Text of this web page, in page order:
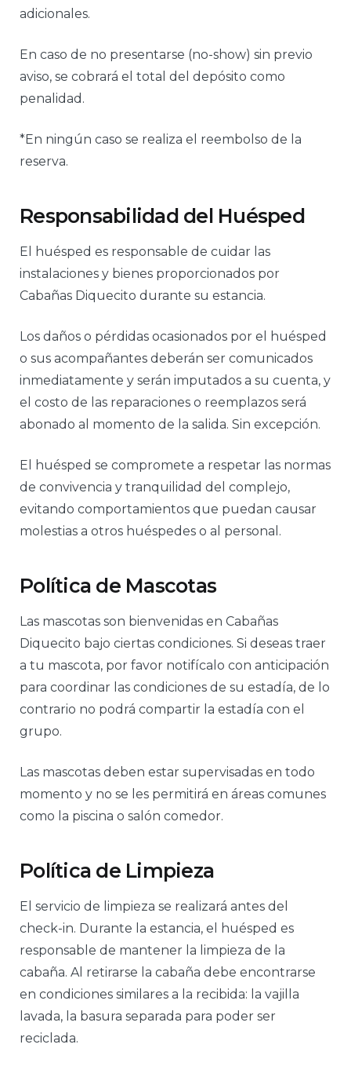
adicionales.
En caso de no presentarse (no-show) sin previo
aviso, se cobrará el total del depósito como
penalidad.
*En ningún caso se realiza el reembolso de la
reserva.
Responsabilidad del Huésped
El huésped es responsable de cuidar las
instalaciones y bienes proporcionados por
Cabañas Diquecito durante su estancia.
Los daños o pérdidas ocasionados por el huésped
o sus acompañantes deberán ser comunicados
inmediatamente y serán imputados a su cuenta, y
el costo de las reparaciones o reemplazos será
abonado al momento de la salida. Sin excepción.
El huésped se compromete a respetar las normas
de convivencia y tranquilidad del complejo,
evitando comportamientos que puedan causar
molestias a otros huéspedes o al personal.
Política de Mascotas
Las mascotas son bienvenidas en Cabañas
Diquecito bajo ciertas condiciones. Si deseas traer
a tu mascota, por favor notifícalo con anticipación
para coordinar las condiciones de su estadía, de lo
contrario no podrá compartir la estadía con el
grupo.
Las mascotas deben estar supervisadas en todo
momento y no se les permitirá en áreas comunes
como la piscina o salón comedor.
Política de Limpieza
El servicio de limpieza se realizará antes del
check-in. Durante la estancia, el huésped es
responsable de mantener la limpieza de la
cabaña. Al retirarse la cabaña debe encontrarse
en condiciones similares a la recibida: la vajilla
lavada, la basura separada para poder ser
reciclada.